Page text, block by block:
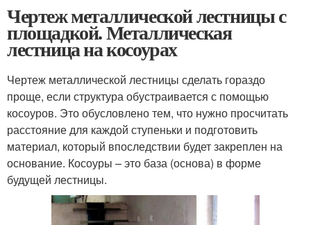
Чертеж металлической лестницы с
площадкой. Металлическая
лестница на косоурах
Чертеж металлической лестницы сделать гораздо
проще, если структура обустраивается с помощью
косоуров. Это обусловлено тем, что нужно просчитать
расстояние для каждой ступеньки и подготовить
материал, который впоследствии будет закреплен на
основание. Косоуры – это база (основа) в форме
будущей лестницы.